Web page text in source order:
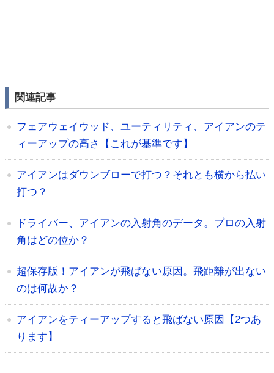
関連記事
フェアウェイウッド、ユーティリティ、アイアンのテ
ィーアップの高さ【これが基準です】
アイアンはダウンブローで打つ？それとも横から払い
打つ？
ドライバー、アイアンの入射角のデータ。プロの入射
角はどの位か？
超保存版！アイアンが飛ばない原因。飛距離が出ない
のは何故か？
アイアンをティーアップすると飛ばない原因【2つあ
ります】